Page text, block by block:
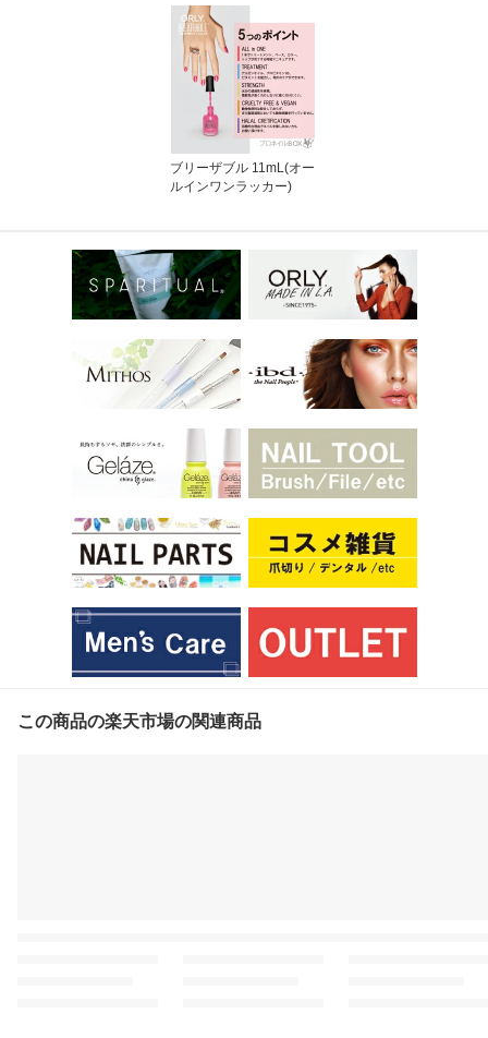
ブリーザブル 11mL(オー
ルインワンラッカー)
この商品の楽天市場の関連商品